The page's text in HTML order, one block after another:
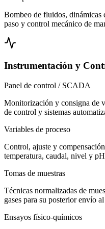
Bombeo de fluidos, dinámicas
paso y control mecánico de
Instrumentación y
Panel de control / SCADA
Monitorización y consigna de
de control y sistemas
Variables de proceso
Control, ajuste y
temperatura, caudal, nivel y
Tomas de muestras
Técnicas normalizadas de
gases para su posterior envío
Ensayos físico-químicos